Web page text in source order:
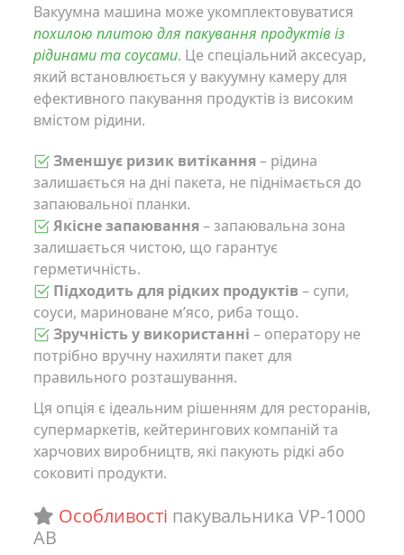
Вакуумна машина може укомплектовуватися
похилою плитою для пакування продуктів із
рідинами та соусами. Це спеціальний аксесуар,
який встановлюється у вакуумну камеру для
ефективного пакування продуктів із високим
вмістом рідини.
Зменшує ризик витікання– рідина
залишається на дні пакета, не піднімається до
запаювальної планки.
Якісне запаювання– запаювальна зона
залишається чистою, що гарантує
герметичність.
Підходить для рідких продуктів – супи,
соуси, мариноване м’ясо, риба тощо.
Зручність у використанні – оператору не
потрібно вручну нахиляти пакет для
правильного розташування.
Ця опція є ідеальним рішенням для ресторанів,
супермаркетів, кейтерингових компаній та
харчових виробництв, які пакують рідкі або
соковиті продукти.
Особливості пакувальника VP-1000
AB